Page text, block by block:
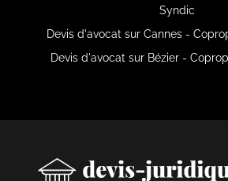
Syndic
Devis d'avocat sur Cannes -
Devis d'avocat sur Bézier -